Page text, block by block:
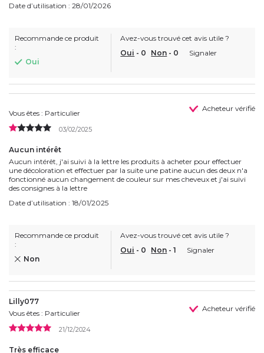
Date d’utilisation : 28/01/2026
Recommande ce produit
:
Oui
Avez-vous trouvé cet avis utile ?
Oui - 0 Non - 0 Signaler
Vous êtes : Particulier Acheteur vérifié
03/02/2025
Aucun intérêt
Aucun intérêt, j'ai suivi à la lettre les produits à acheter pour effectuer
une décoloration et effectuer par la suite une patine aucun des deux n'a
fonctionné aucun changement de couleur sur mes cheveux et j'ai suivi
des consignes à la lettre
Date d’utilisation : 18/01/2025
Recommande ce produit
:
Non
Avez-vous trouvé cet avis utile ?
Oui - 0 Non -1 Signaler
Lilly077
Vous êtes : Particulier
Acheteur vérifié
21/12/2024
Très efficace